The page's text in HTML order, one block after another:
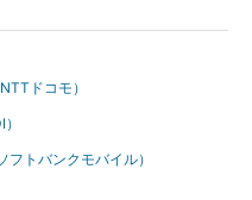
ドコモ）
トバンクモバイル）